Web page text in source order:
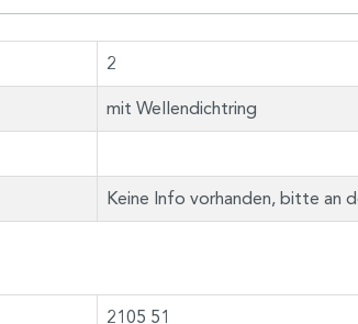
2
mit Wellendichtring
Keine Info vorhanden, bitte an
2105 51